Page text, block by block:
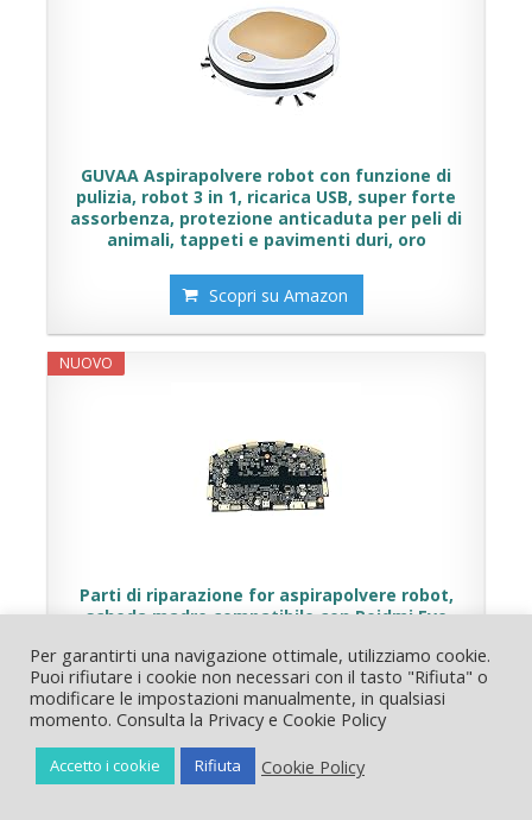
GUVAA Aspirapolvere robot con funzione di
pulizia, robot 3 in 1, ricarica USB, super forte
assorbenza, protezione anticaduta per peli di
animali, tappeti e pavimenti duri, oro
Scopri su Amazon
NUOVO
Parti di riparazione for aspirapolvere robot,
scheda madre compatibile con Roidmi Eve
(Color : Mainboard)
Scopri su Amazon
NUOVO
Per garantirti una navigazione ottimale, utilizziamo cookie.
Puoi rifiutare i cookie non necessari con il tasto "Rifiuta" o
modificare le impostazioni manualmente, in qualsiasi
momento. Consulta la Privacy e Cookie Policy
Accetto i cookie Rifiuta Cookie Policy